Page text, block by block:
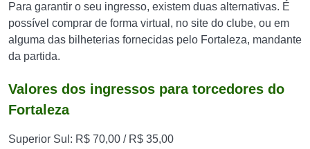
Para garantir o seu ingresso, existem duas alternativas. É
possível comprar de forma virtual, no site do clube, ou em
alguma das bilheterias fornecidas pelo Fortaleza, mandante
da partida.
Valores dos ingressos para torcedores do
Fortaleza
Superior Sul: R$ 70,00 / R$ 35,00